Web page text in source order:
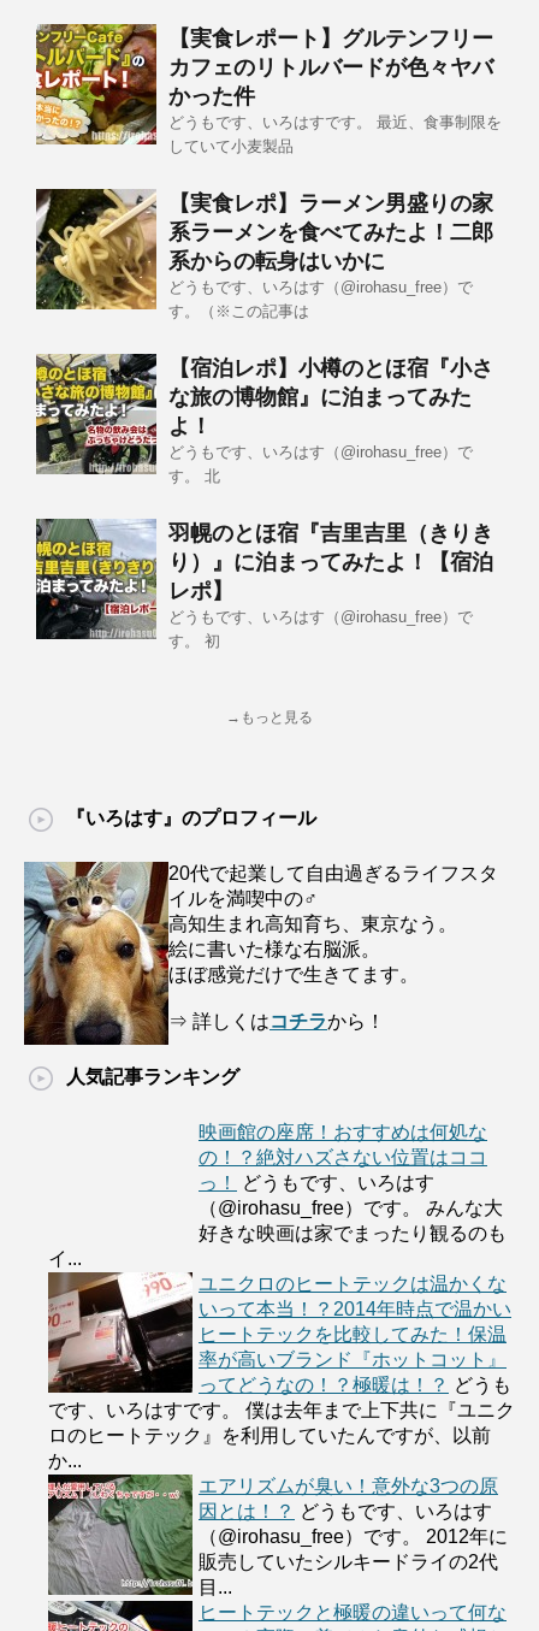
【実食レポート】グルテンフリー
カフェのリトルバードが色々ヤバ
かった件
どうもです、いろはすです。 最近、食事制限を
していて小麦製品
【実食レポ】ラーメン男盛りの家
系ラーメンを食べてみたよ！二郎
系からの転身はいかに
どうもです、いろはす（@irohasu_free）で
す。（※この記事は
【宿泊レポ】小樽のとほ宿『小さ
な旅の博物館』に泊まってみた
よ！
どうもです、いろはす（@irohasu_free）で
す。 北
羽幌のとほ宿『吉里吉里（きりき
り）』に泊まってみたよ！【宿泊
レポ】
どうもです、いろはす（@irohasu_free）で
す。 初
→もっと見る
『いろはす』のプロフィール
20代で起業して自由過ぎるライフスタ
イルを満喫中の♂
高知生まれ高知育ち、東京なう。
絵に書いた様な右脳派。
ほぼ感覚だけで生きてます。
⇒ 詳しくはコチラから！
人気記事ランキング
映画館の座席！おすすめは何処な
の！？絶対ハズさない位置はココ
っ！
どうもです、いろはす
（@irohasu_free）です。 みんな大
好きな映画は家でまったり観るのも
イ...
ユニクロのヒートテックは温かくな
いって本当！？2014年時点で温かい
ヒートテックを比較してみた！保温
率が高いブランド『ホットコット』
ってどうなの！？極暖は！？ どうも
です、いろはすです。 僕は去年まで上下共に『ユニク
ロのヒートテック』を利用していたんですが、以前
か...
エアリズムが臭い！意外な3つの原
因とは！？ どうもです、いろはす
（@irohasu_free）です。 2012年に
販売していたシルキードライの2代
目...
ヒートテックと極暖の違いって何な